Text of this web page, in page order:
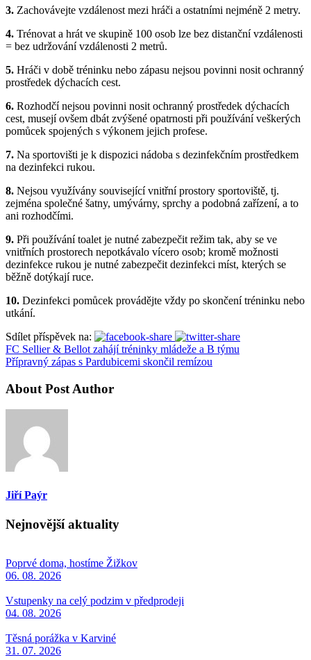
3. Zachovávejte vzdálenost mezi hráči a ostatními nejméně 2 metry.
4. Trénovat a hrát ve skupině 100 osob lze bez distanční vzdálenosti
= bez udržování vzdálenosti 2 metrů.
5. Hráči v době tréninku nebo zápasu nejsou povinni nosit ochranný
prostředek dýchacích cest.
6. Rozhodčí nejsou povinni nosit ochranný prostředek dýchacích
cest, musejí ovšem dbát zvýšené opatrnosti při používání veškerých
pomůcek spojených s výkonem jejich profese.
7. Na sportovišti je k dispozici nádoba s dezinfekčním prostředkem
na dezinfekci rukou.
8. Nejsou využívány související vnitřní prostory sportoviště, tj.
zejména společné šatny, umývárny, sprchy a podobná zařízení, a to
ani rozhodčími.
9. Při používání toalet je nutné zabezpečit režim tak, aby se ve
vnitřních prostorech nepotkávalo vícero osob; kromě možnosti
dezinfekce rukou je nutné zabezpečit dezinfekci míst, kterých se
běžně dotýkají ruce.
10. Dezinfekci pomůcek provádějte vždy po skončení tréninku nebo
utkání.
Sdílet příspěvek na:
FC Sellier & Bellot zahájí tréninky mládeže a B týmu
Přípravný zápas s Pardubicemi skončil remízou
About Post Author
Jiří Paýr
Nejnovější aktuality
Poprvé doma, hostíme Žižkov
06. 08. 2026
Vstupenky na celý podzim v předprodeji
04. 08. 2026
Těsná porážka v Karviné
31. 07. 2026